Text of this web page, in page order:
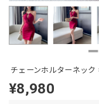
チェーンホルターネッ
¥8,980